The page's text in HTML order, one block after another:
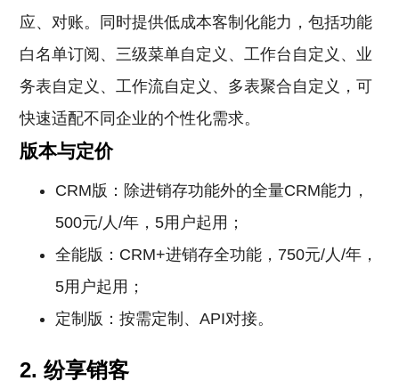
应、对账。同时提供低成本客制化能力，包括功能
白名单订阅、三级菜单自定义、工作台自定义、业
务表自定义、工作流自定义、多表聚合自定义，可
快速适配不同企业的个性化需求。
版本与定价
CRM版：除进销存功能外的全量CRM能力，
500元/人/年，5用户起用；
全能版：CRM+进销存全功能，750元/人/年，
5用户起用；
定制版：按需定制、API对接。
2. 纷享销客